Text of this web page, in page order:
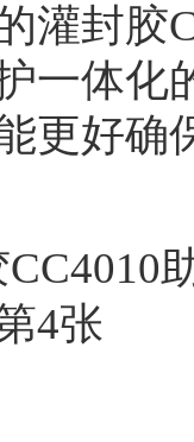
灌封胶
一体化
更好确